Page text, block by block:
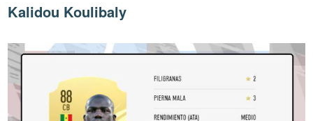
Kalidou Koulibaly